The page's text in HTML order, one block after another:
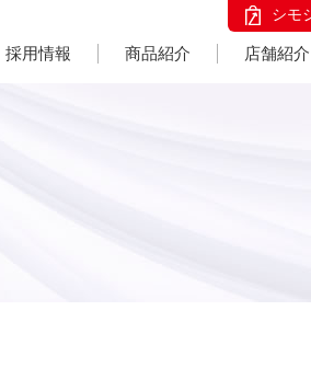
シモ
採用情報 商品紹介 店舗紹介